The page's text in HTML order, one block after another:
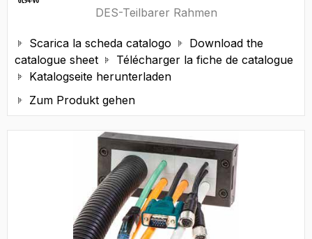
DES-Teilbarer Rahmen
 Scarica la scheda catalogo 
Download the
catalogue sheet
 Télécharger la fiche de catalogue
 Katalogseite herunterladen
 Zum Produkt gehen